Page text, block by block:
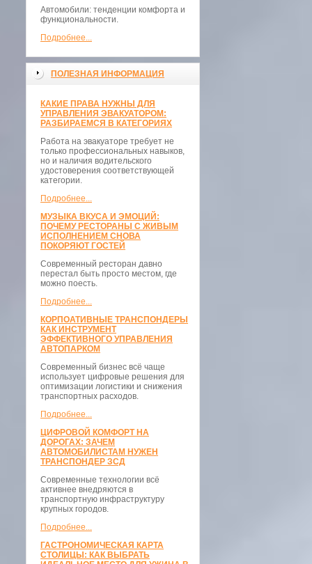
Автомобили: тенденции комфорта и
функциональности.
Подробнее...
ПОЛЕЗНАЯ ИНФОРМАЦИЯ
КАКИЕ ПРАВА НУЖНЫ ДЛЯ
УПРАВЛЕНИЯ ЭВАКУАТОРОМ:
РАЗБИРАЕМСЯ В КАТЕГОРИЯХ
Работа на эвакуаторе требует не
только профессиональных навыков,
но и наличия водительского
удостоверения соответствующей
категории.
Подробнее...
МУЗЫКА ВКУСА И ЭМОЦИЙ:
ПОЧЕМУ РЕСТОРАНЫ С ЖИВЫМ
ИСПОЛНЕНИЕМ СНОВА
ПОКОРЯЮТ ГОСТЕЙ
Современный ресторан давно
перестал быть просто местом, где
можно поесть.
Подробнее...
КОРПОАТИВНЫЕ ТРАНСПОНДЕРЫ
КАК ИНСТРУМЕНТ
ЭФФЕКТИВНОГО УПРАВЛЕНИЯ
АВТОПАРКОМ
Современный бизнес всё чаще
использует цифровые решения для
оптимизации логистики и снижения
транспортных расходов.
Подробнее...
ЦИФРОВОЙ КОМФОРТ НА
ДОРОГАХ: ЗАЧЕМ
АВТОМОБИЛИСТАМ НУЖЕН
ТРАНСПОНДЕР ЗСД
Современные технологии всё
активнее внедряются в
транспортную инфраструктуру
крупных городов.
Подробнее...
ГАСТРОНОМИЧЕСКАЯ КАРТА
СТОЛИЦЫ: КАК ВЫБРАТЬ